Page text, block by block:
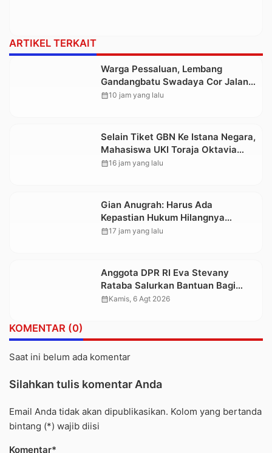
ARTIKEL TERKAIT
Warga Pessaluan, Lembang
Gandangbatu Swadaya Cor Jalan
Kabupaten
calendar_month10 jam yang lalu
Selain Tiket GBN Ke Istana Negara,
Mahasiswa UKI Toraja Oktavia
juga Lolos ke Pekan Seni
calendar_month16 jam yang lalu
Gian Anugrah: Harus Ada
Kepastian Hukum Hilangnya
Stoner, Agar Keluarga tidak Larut
calendar_month17 jam yang lalu
Anggota DPR RI Eva Stevany
Rataba Salurkan Bantuan Bagi
Warga Terdampak Longsor di
calendar_monthKamis, 6 Agt 2026
KOMENTAR (0)
Saat ini belum ada komentar
Silahkan tulis komentar Anda
Email Anda tidak akan dipublikasikan. Kolom yang bertanda
bintang (*) wajib diisi
Komentar*